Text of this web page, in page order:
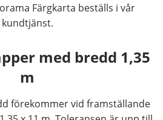
Färgkarta beställs i vår
kundtjänst.
med bredd 1,35
m
förekommer vid framställande